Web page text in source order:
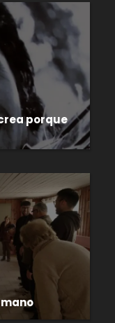
porque